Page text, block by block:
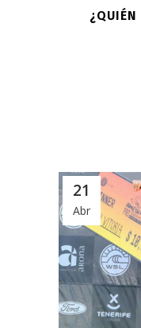
¿QUIÉN
21
Abr